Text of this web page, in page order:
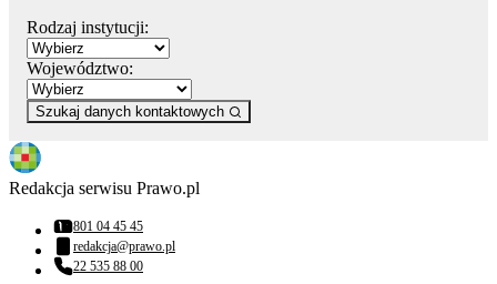
Rodzaj instytucji:
Województwo:
Szukaj danych kontaktowych
Redakcja serwisu Prawo.pl
Numer telefonu:
801 04 45 45
Adres email:
redakcja@prawo.pl
Numer telefonu:
22 535 88 00